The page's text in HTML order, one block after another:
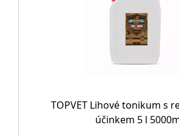
TOPVET Lihové tonikum s
účinkem 5 l